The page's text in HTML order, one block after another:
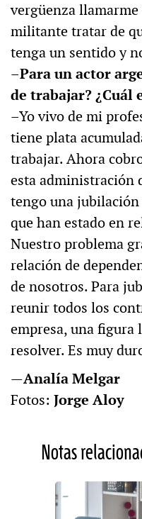
vergüenza llamarme
militante tratar de
tenga un sentido y
–Para un actor
de trabajar? ¿Cuál
–Yo vivo de mi
tiene plata
trabajar. Ahora
esta administración
tengo una
que han estado en
Nuestro problema
relación de
de nosotros. Para
reunir todos los
empresa, una
resolver. Es muy
—Analía Melgar
Fotos: Jorge Aloy
Notas